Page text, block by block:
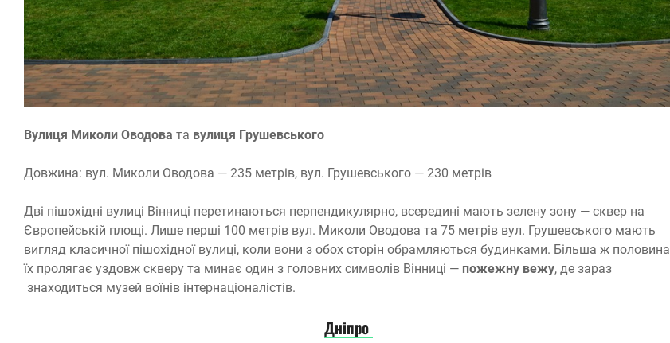
Вулиця Миколи Оводова та вулиця Грушевського
Довжина: вул. Миколи Оводова — 235 метрів, вул. Грушевського — 230 метрів
Дві пішохідні вулиці Вінниці перетинаються перпендикулярно, всередині мають зелену зону — сквер на
Європейській площі. Лише перші 100 метрів вул. Миколи Оводова та 75 метрів вул. Грушевського мають
вигляд класичної пішохідної вулиці, коли вони з обох сторін обрамляються будинками. Більша ж половина
їх пролягає уздовж скверу та минає один з головних символів Вінниці — пожежну вежу, де зараз
знаходиться музей воїнів інтернаціоналістів.
Дніпро